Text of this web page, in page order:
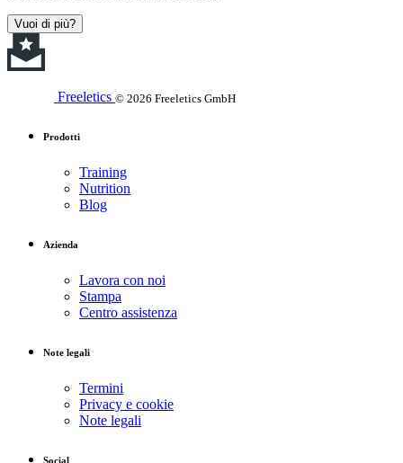
Vuoi di più?
Freeletics © 2026 Freeletics GmbH
Prodotti
Training
Nutrition
Blog
Azienda
Lavora con noi
Stampa
Centro assistenza
Note legali
Termini
Privacy e cookie
Note legali
Social